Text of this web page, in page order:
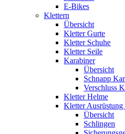
E-Bikes
Klettern
Übersicht
Kletter Gurte
Kletter Schuhe
Kletter Seile
Karabiner
Übersicht
Schnapp
Verschluss
Kletter Helme
Kletter
Übersicht
Schlingen